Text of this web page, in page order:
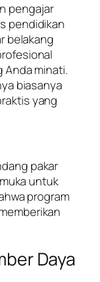
pengajar
pendidikan
belakang
Anda minati.
biasanya
yang
pakar
untuk
program
Daya